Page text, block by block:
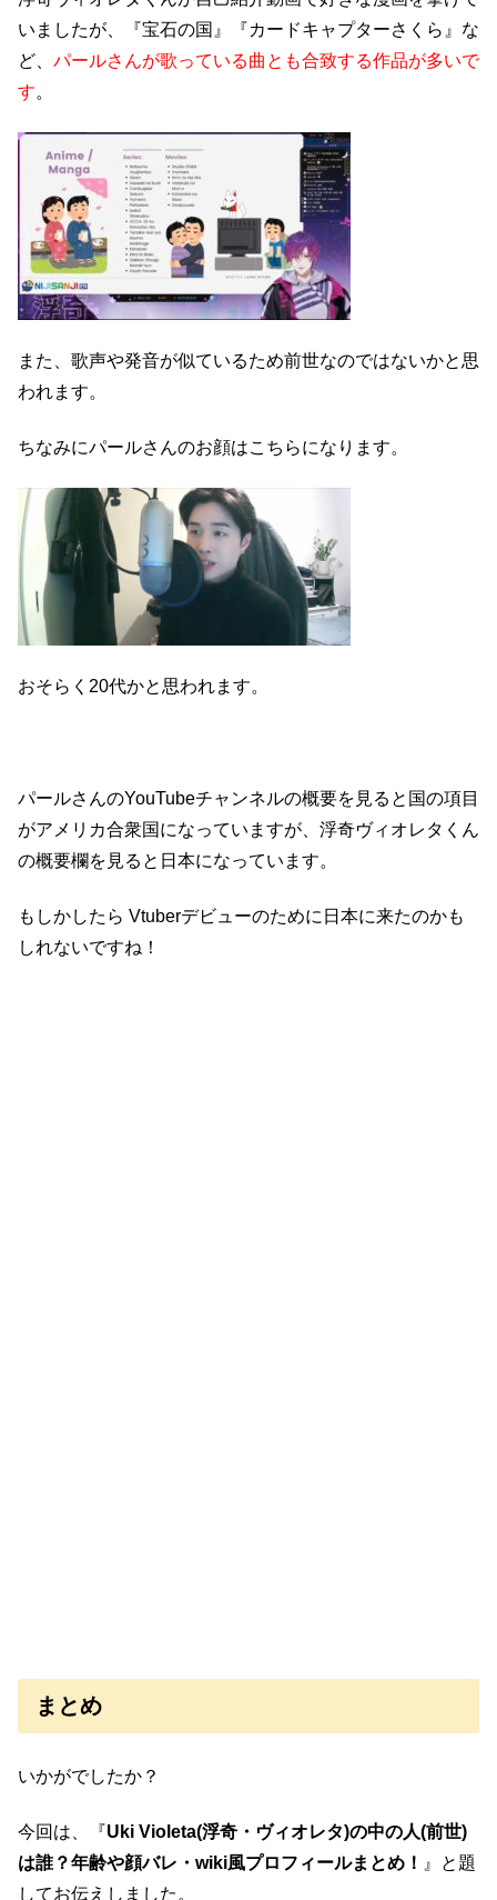
いましたが、『宝石の国』『カードキャプターさくら』な
ど、 パールさんが歌っている曲とも合致する作品が多いで
す。
また、歌声や発音が似ているため前世なのではないかと思
われます。
ちなみにパールさんのお顔はこちらになります。
おそらく20代かと思われます。
パールさんのYouTubeチャンネルの概要を見ると国の項目
がアメリカ合衆国になっていますが、浮奇ヴィオレタくん
の概要欄を見ると日本になっています。
もしかしたら Vtuberデビューのために日本に来たのかも
しれないですね！
まとめ
いかがでしたか？
今回は、『 Uki Violeta(浮奇・ヴィオレタ)の中の人(前世)
は誰？年齢や顔バレ・wiki風プロフィールまとめ！ 』と題
してお伝えしました。